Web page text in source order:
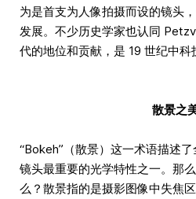
为是首支为人像拍摄而设的镜头
发展。不少历史学家也认同
代的地位和贡献，是 19 世纪中科
散景之
“Bokeh”（散景）这一术语描述
镜头最重要的光学特性之一。那
么？散景指的是摄影图像中失焦